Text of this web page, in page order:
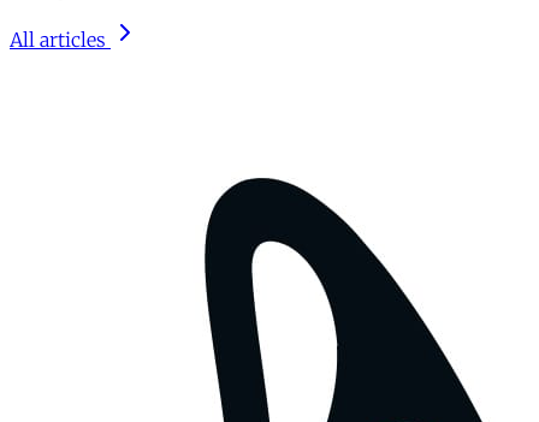
All articles